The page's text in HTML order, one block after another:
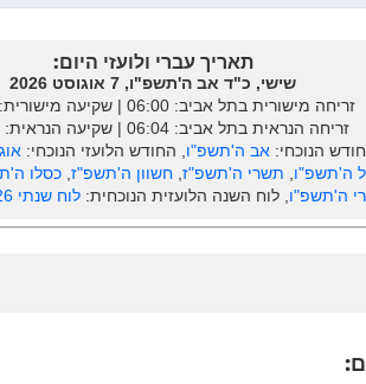
תאריך עברי ולועזי היום:
שישי, כ"ד אב ה'תשפ"ו, 7 אוגוסט 2026
זריחה מישורית בתל אביב: ‎06:00 | שקיעה מישורית: 19:33
זריחה הנראית בתל אביב: ‎06:04 | שקיעה הנראית: 19:34
הנוכחי:אב ה'תשפ"ו , החודש הלועזי הנוכחי:
ה'תשפ"ו תשרי ה'תשפ"ז חשוון ה'תשפ"ז ,כסלו
ה'תשפ"ו , לוח השנה הלועזית הנוכחית: לוח שנתי 2026